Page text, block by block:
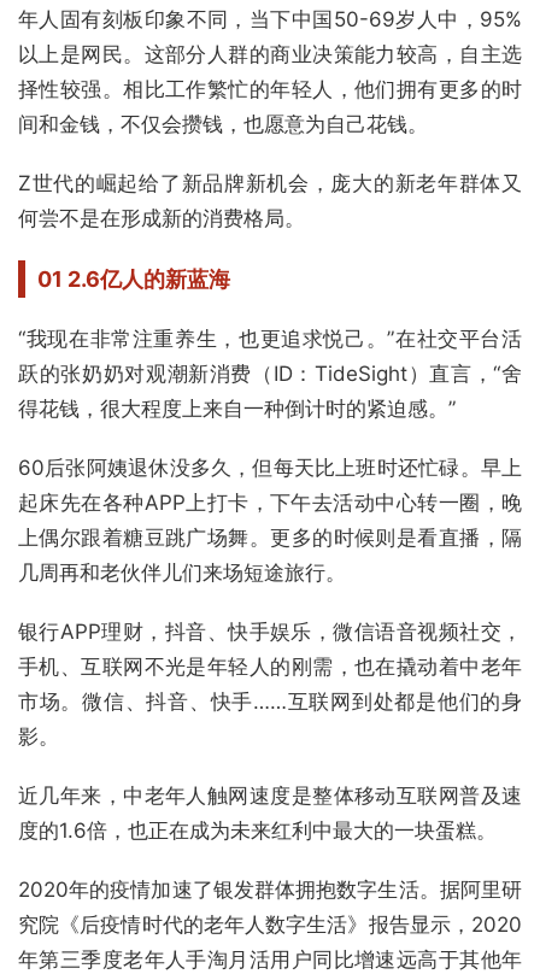
年人固有刻板印象不同，当下中国50-69岁人中，95%
以上是网民。这部分人群的商业决策能力较高，自主选
择性较强。相比工作繁忙的年轻人，他们拥有更多的时
间和金钱，不仅会攒钱，也愿意为自己花钱。
Z世代的崛起给了新品牌新机会，庞大的新老年群体又
何尝不是在形成新的消费格局。
01 2.6亿人的新蓝海
“我现在非常注重养生，也更追求悦己。”在社交平台活
跃的张奶奶对观潮新消费（ID：TideSight）直言，“舍
得花钱，很大程度上来自一种倒计时的紧迫感。”
60后张阿姨退休没多久，但每天比上班时还忙碌。早上
起床先在各种APP上打卡，下午去活动中心转一圈，晚
上偶尔跟着糖豆跳广场舞。更多的时候则是看直播，隔
几周再和老伙伴儿们来场短途旅行。
银行APP理财，抖音、快手娱乐，微信语音视频社交，
手机、互联网不光是年轻人的刚需，也在撬动着中老年
市场。微信、抖音、快手……互联网到处都是他们的身
影。
近几年来，中老年人触网速度是整体移动互联网普及速
度的1.6倍，也正在成为未来红利中最大的一块蛋糕。
2020年的疫情加速了银发群体拥抱数字生活。据阿里研
究院《后疫情时代的老年人数字生活》报告显示，2020
年第三季度老年人手淘月活用户同比增速远高于其他年